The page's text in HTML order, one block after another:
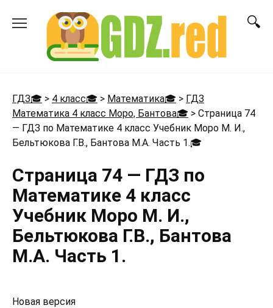
ГДЗ🎓 > 4 класс🎓 > Математика🎓 > ГДЗ
Математика 4 класс Моро, Бантова🎓 > Страница 74
— ГДЗ по Математике 4 класс Учебник Моро М. И.,
Бельтюкова Г.В., Бантова М.А. Часть 1.🎓
Страница 74 — ГДЗ по
Математике 4 класс
Учебник Моро М. И.,
Бельтюкова Г.В., Бантова
М.А. Часть 1.
Новая версия